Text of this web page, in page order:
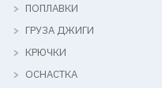
ПОПЛАВКИ
ГРУЗА ДЖИГИ
КРЮЧКИ
ОСНАСТКА